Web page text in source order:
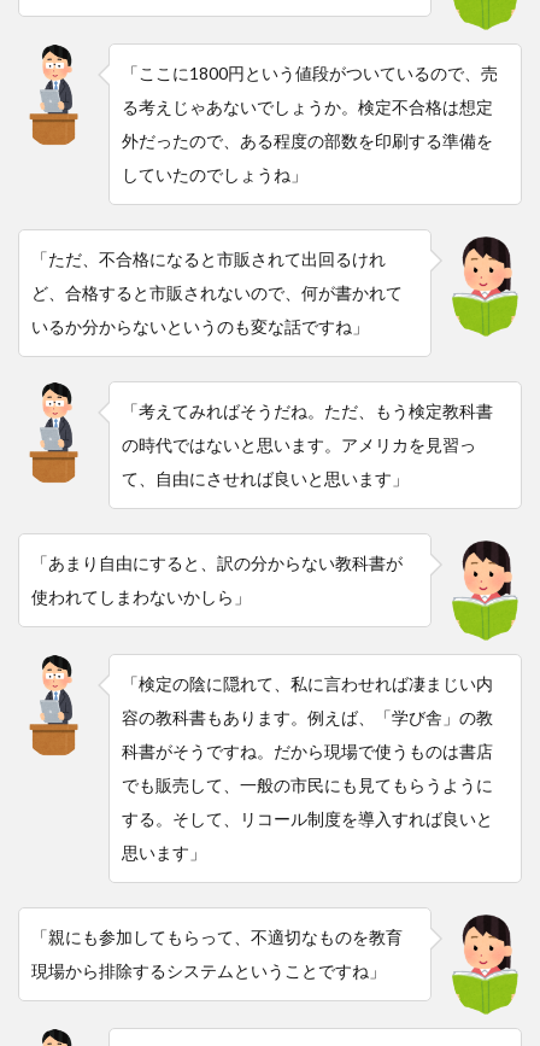
「ここに1800円という値段がついているので、売
る考えじゃあないでしょうか。検定不合格は想定
外だったので、ある程度の部数を印刷する準備を
していたのでしょうね」
「ただ、不合格になると市販されて出回るけれ
ど、合格すると市販されないので、何が書かれて
いるか分からないというのも変な話ですね」
「考えてみればそうだね。ただ、もう検定教科書
の時代ではないと思います。アメリカを見習っ
て、自由にさせれば良いと思います」
「あまり自由にすると、訳の分からない教科書が
使われてしまわないかしら」
「検定の陰に隠れて、私に言わせれば凄まじい内
容の教科書もあります。例えば、「学び舎」の教
科書がそうですね。だから現場で使うものは書店
でも販売して、一般の市民にも見てもらうように
する。そして、リコール制度を導入すれば良いと
思います」
「親にも参加してもらって、不適切なものを教育
現場から排除するシステムということですね」